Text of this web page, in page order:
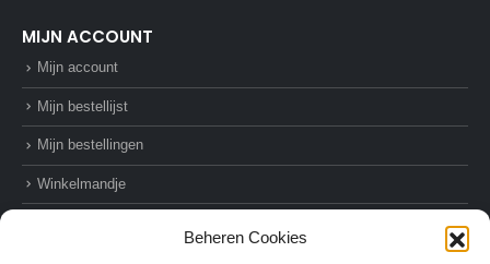
Beheren Cookies
MIJN ACCOUNT
Mijn account
Mijn bestellijst
Mijn bestellingen
Winkelmandje